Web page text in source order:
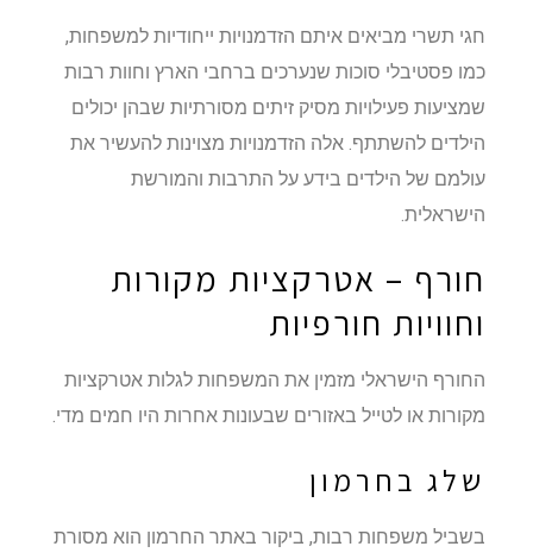
חגי תשרי מביאים איתם הזדמנויות ייחודיות למשפחות,
כמו פסטיבלי סוכות שנערכים ברחבי הארץ וחוות רבות
שמציעות פעילויות מסיק זיתים מסורתיות שבהן יכולים
הילדים להשתתף. אלה הזדמנויות מצוינות להעשיר את
עולמם של הילדים בידע על התרבות והמורשת
הישראלית.
חורף – אטרקציות מקורות
וחוויות חורפיות
החורף הישראלי מזמין את המשפחות לגלות אטרקציות
מקורות או לטייל באזורים שבעונות אחרות היו חמים מדי.
שלג בחרמון
בשביל משפחות רבות, ביקור באתר החרמון הוא מסורת